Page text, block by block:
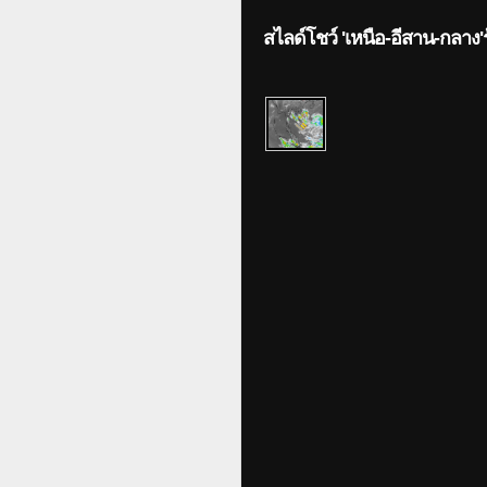
สไลด์โชว์ 'เหนือ-อีสาน-กลา